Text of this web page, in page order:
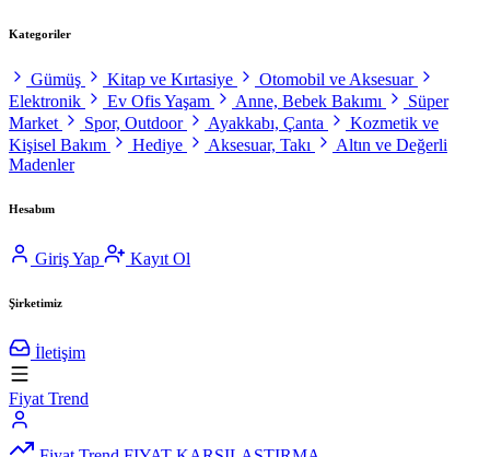
Kategoriler
Gümüş Kitap ve Kırtasiye
Otomobil ve Aksesuar
Elektronik
Ev Ofis Yaşam Anne, Bebek Bakımı
Süper
Market
Spor, Outdoor Ayakkabı, Çanta
Kozmetik ve
Kişisel Bakım
Hediye Aksesuar, Takı
Altın ve Değerli
Madenler
Hesabım
Giriş Yap Kayıt Ol
Şirketimiz
İletişim
Fiyat Trend